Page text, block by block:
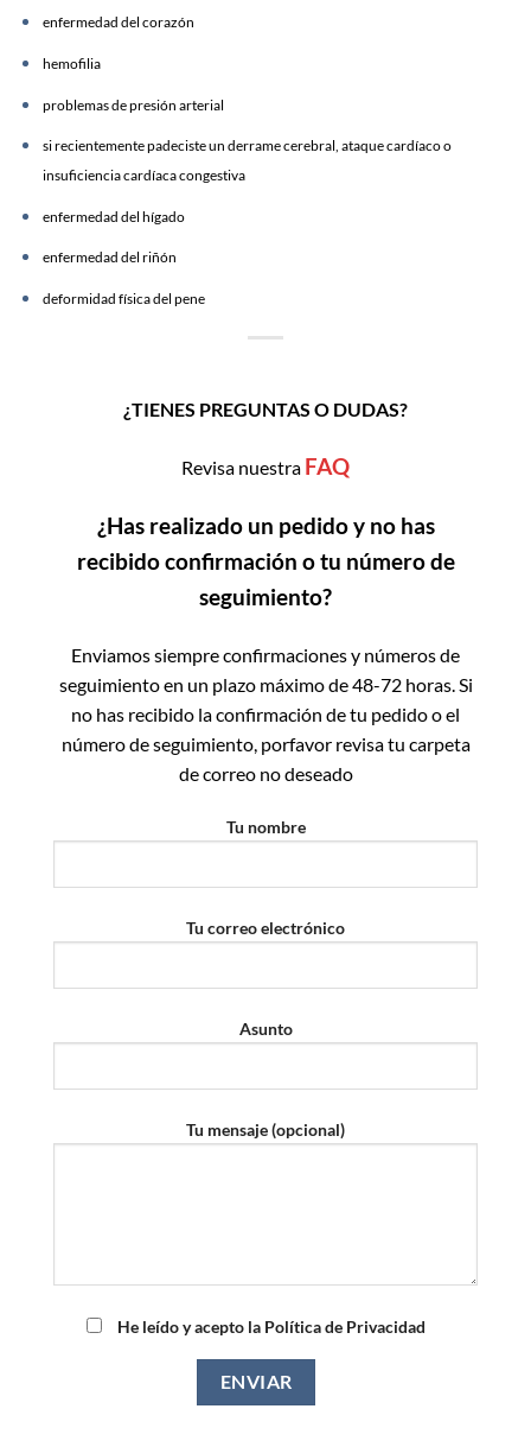
enfermedad del corazón
hemofilia
problemas de presión arterial
si recientemente padeciste un derrame cerebral, ataque cardíaco o
insuficiencia cardíaca congestiva
enfermedad del hígado
enfermedad del riñón
deformidad física del pene
¿TIENES PREGUNTAS O DUDAS?
Revisa nuestra FAQ
¿Has realizado un pedido y no has
recibido confirmación o tu número de
seguimiento?
Enviamos siempre confirmaciones y números de
seguimiento en un plazo máximo de 48-72 horas. Si
no has recibido la confirmación de tu pedido o el
número de seguimiento, porfavor revisa tu carpeta
de correo no deseado
Tu nombre
Tu correo electrónico
Asunto
Tu mensaje (opcional)
He leído y acepto la Política de Privacidad